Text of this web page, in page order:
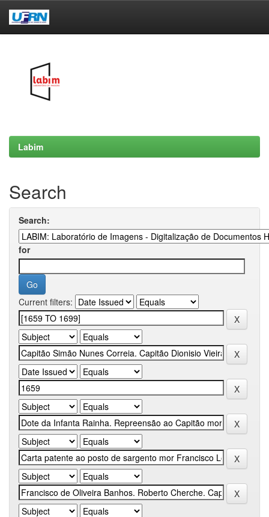
Labim
Search
Search:
for
Current filters: